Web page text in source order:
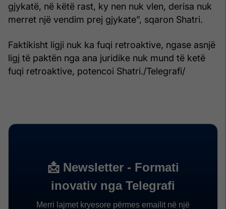
gjykatë, në këtë rast, ky nen nuk vlen, derisa nuk
merret një vendim prej gjykate”, sqaron Shatri.
Faktikisht ligji nuk ka fuqi retroaktive, ngase asnjë
ligj të paktën nga ana juridike nuk mund të ketë
fuqi retroaktive, potencoi Shatri./Telegrafi/